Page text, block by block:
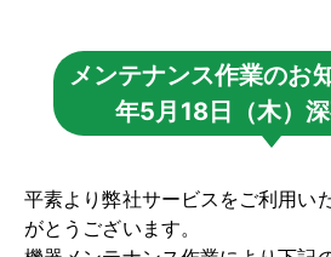
メンテナンス作業のお
年5月18日（木）深
平素より弊社サービスをご利用い
がとうございます。